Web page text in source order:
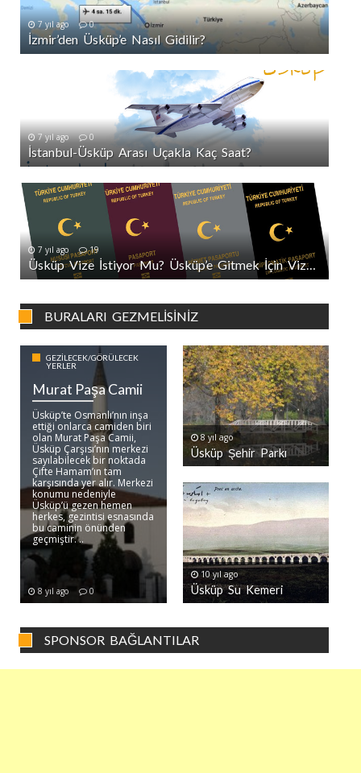
7 yıl ago 0
İzmir’den Üsküp’e Nasıl Gidilir?
7 yıl ago 0
İstanbul-Üsküp Arası Uçakla Kaç Saat?
7 yıl ago 19
Üsküp Vize İstiyor Mu? Üsküp’e Gitmek İçin Vize Gerekli Mi?
BURALARI GEZMELISINIZ
GEZILECEK/GÖRÜLECEK
YERLER
Murat Paşa Camii
Üsküp’te Osmanlı’nın inşa
ettiği onlarca camiden biri
olan Murat Paşa Camii,
Üsküp Çarşısı’nın merkezi
sayılabilecek bir noktada
Çifte Hamam’ın tam
karşısında yer alır. Merkezi
konumu nedeniyle
Üsküp’ü gezen hemen
herkes, gezintisi esnasında
bu caminin önünden
geçmiştir. ..
8 yıl ago 0
8 yıl ago
Üsküp Şehir Parkı
10 yıl ago
Üsküp Su Kemeri
SPONSOR BAĞLANTILAR